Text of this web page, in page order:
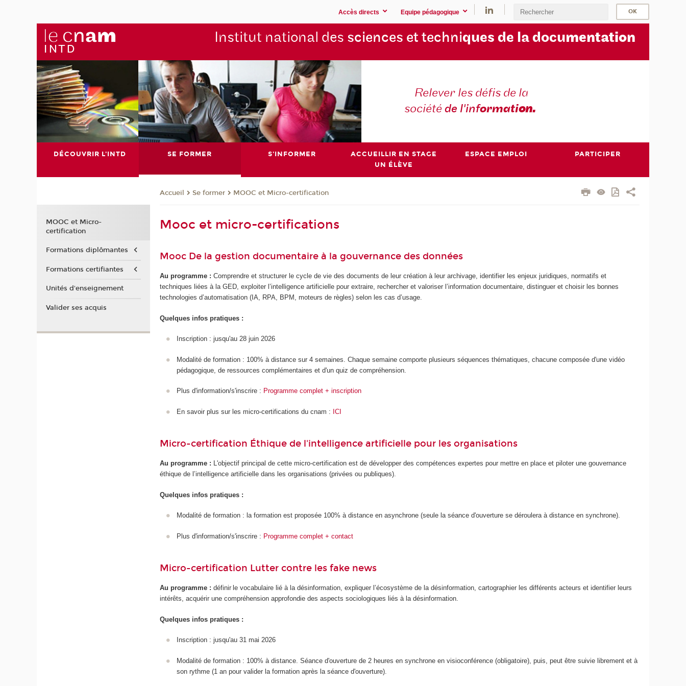
Accès directs Equipe pédagogique
Institut national des sciences et techniques de la documentation
Relever les défis de la
sociétéde l'information.
DÉCOUVRIR L'INTD SE FORMER S'INFORMER
ACCUEILLIR EN STAGE
UN ÉLÈVE
ESPACE EMPLOI PARTICIPER
Accueil Se former MOOC et Micro-certification
Mooc et micro-certifications
Mooc De la gestion documentaire à la gouvernance des données
Au programme :Comprendre et structurer le cycle de vie des documents de leur création à leur archivage, identifier les enjeux juridiques, normatifs et
techniques liées à la GED, exploiter l’intelligence artificielle pour extraire, rechercher et valoriser l’information documentaire, distinguer et choisir les bonnes
technologies d’automatisation (IA, RPA, BPM, moteurs de règles) selon les cas d’usage.
Quelques infos pratiques :
Inscription : jusqu'au 28 juin 2026
Modalité de formation : 100% à distance sur 4 semaines. Chaque semaine comporte plusieurs séquences thématiques, chacune composée d'une vidéo
pédagogique, de ressources complémentaires et d'un quiz de compréhension.
Plus d'information/s'inscrire : Programme complet + inscription
En savoir plus sur les micro-certifications du cnam : ICI
Micro-certification Éthique de l'intelligence artificielle pour les organisations
Au programme : L'objectif principal de cette micro-certification est de développer des compétences expertes pour mettre en place et piloter une gouvernance
éthique de l’intelligence artificielle dans les organisations (privées ou publiques).
Quelques infos pratiques :
Modalité de formation : la formation est proposée 100% à distance en asynchrone (seule la séance d'ouverture se déroulera à distance en synchrone).
Plus d'information/s'inscrire : Programme complet + contact
Micro-certification Lutter contre les fake news
Au programme :définir le vocabulaire lié à la désinformation, expliquer l’écosystème de la désinformation, cartographier les différents acteurs et identifier leurs
intérêts, acquérir une compréhension approfondie des aspects sociologiques liés à la désinformation.
Quelques infos pratiques :
Inscription : jusqu'au 31 mai 2026
Modalité de formation : 100% à distance. Séance d'ouverture de 2 heures en synchrone en visioconférence (obligatoire), puis, peut être suivie librement et à
son rythme (1 an pour valider la formation après la séance d'ouverture).
MOOC et Micro-
certification
Formations diplômantes
Formations certifiantes
Unités d'enseignement
Valider ses acquis